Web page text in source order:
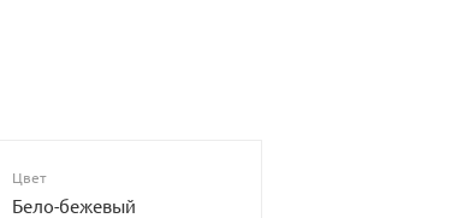
Цвет
Бело-бежевый